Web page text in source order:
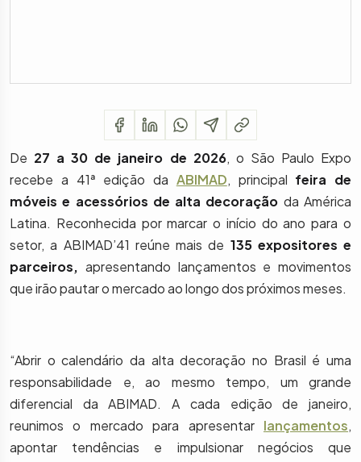
De 27 a 30 de janeiro de 2026, o São Paulo Expo
recebe a 41ª edição da ABIMAD, principal feira de
móveis e acessórios de alta decoração da América
Latina. Reconhecida por marcar o início do ano para o
setor, a ABIMAD’41 reúne mais de 135 expositores e
parceiros, apresentando lançamentos e movimentos
que irão pautar o mercado ao longo dos próximos meses.
“Abrir o calendário da alta decoração no Brasil é uma
responsabilidade e, ao mesmo tempo, um grande
diferencial da ABIMAD. A cada edição de janeiro,
reunimos o mercado para apresentar lançamentos,
apontar tendências e impulsionar negócios que